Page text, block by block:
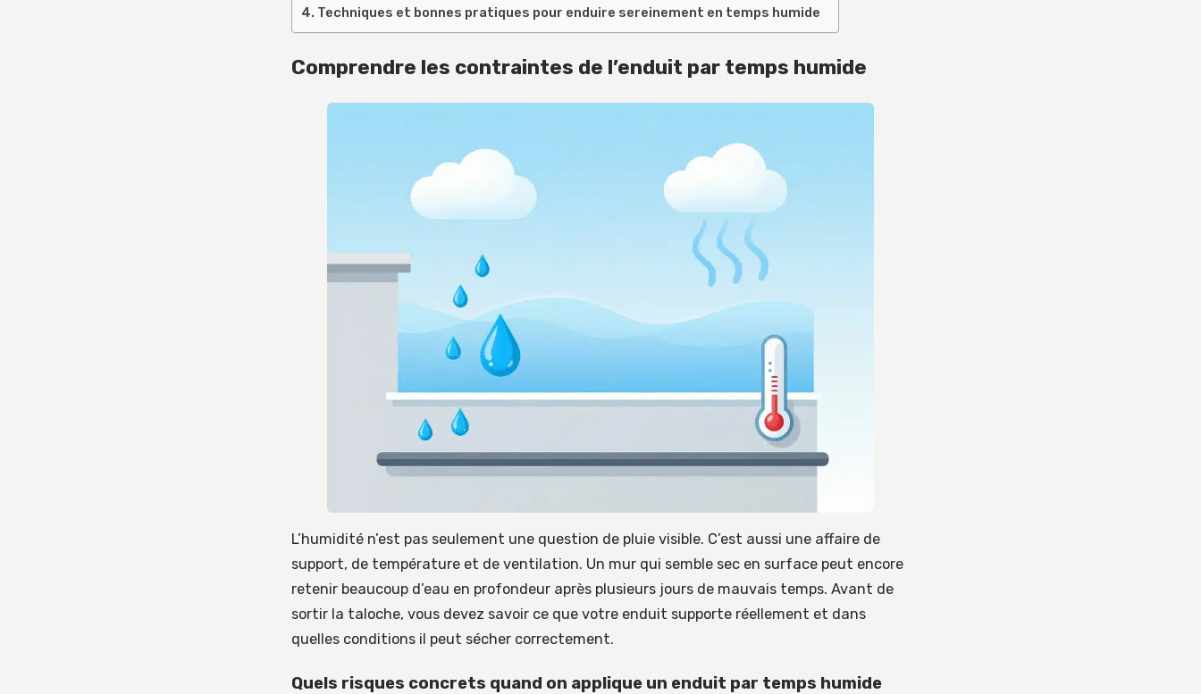
Techniques et bonnes pratiques pour enduire sereinement en temps humide
Comprendre les contraintes de l’enduit par temps humide
L’humidité n’est pas seulement une question de pluie visible. C’est aussi une affaire de
support, de température et de ventilation. Un mur qui semble sec en surface peut encore
retenir beaucoup d’eau en profondeur après plusieurs jours de mauvais temps. Avant de
sortir la taloche, vous devez savoir ce que votre enduit supporte réellement et dans
quelles conditions il peut sécher correctement.
Quels risques concrets quand on applique un enduit par temps humide